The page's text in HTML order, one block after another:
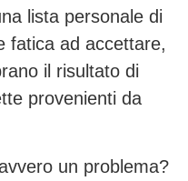
lista personale di
fatica ad accettare,
il risultato di
provenienti da
un problema?